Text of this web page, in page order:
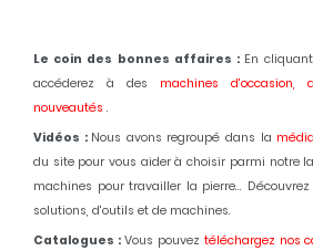
Le coin des bonnes affaires : En
accéderez à des machines d'occasion,
nouveautés .
Vidéos : Nous avons regroupé dans la
du site pour vous aider à choisir parmi notre
machines pour travailler la pierre...
solutions, d'outils et de machines.
Catalogues : Vous pouvez téléchargez nos